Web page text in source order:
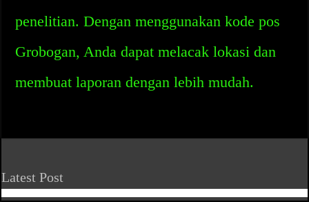
penelitian. Dengan menggunakan kode pos
Grobogan, Anda dapat melacak lokasi dan
membuat laporan dengan lebih mudah.
Latest Post